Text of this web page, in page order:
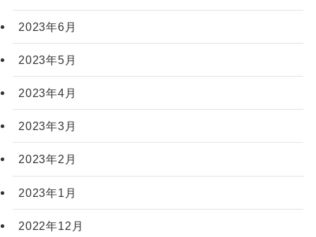
2023年6月
2023年5月
2023年4月
2023年3月
2023年2月
2023年1月
2022年12月